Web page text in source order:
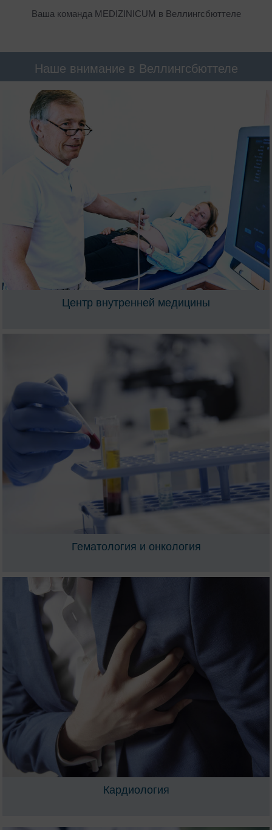
Ваша команда MEDIZINICUM в Веллингсбюттеле
Наше внимание в Веллингсбюттеле
Центр внутренней медицины
Гематология и онкология
Кардиология